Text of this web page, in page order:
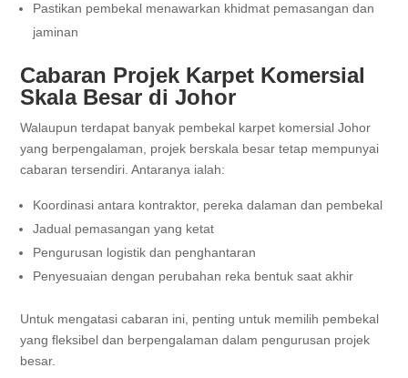
Pastikan pembekal menawarkan khidmat pemasangan dan
jaminan
Cabaran Projek Karpet Komersial
Skala Besar di Johor
Walaupun terdapat banyak pembekal karpet komersial Johor
yang berpengalaman, projek berskala besar tetap mempunyai
cabaran tersendiri. Antaranya ialah:
Koordinasi antara kontraktor, pereka dalaman dan pembekal
Jadual pemasangan yang ketat
Pengurusan logistik dan penghantaran
Penyesuaian dengan perubahan reka bentuk saat akhir
Untuk mengatasi cabaran ini, penting untuk memilih pembekal
yang fleksibel dan berpengalaman dalam pengurusan projek
besar.